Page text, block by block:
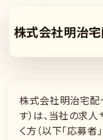
株式会社明治
株式会社明治宅配
す）は、当社の求
く方（以下「応募者